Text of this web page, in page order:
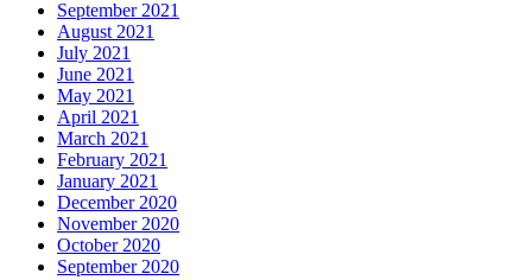
September 2021
August 2021
July 2021
June 2021
May 2021
April 2021
March 2021
February 2021
January 2021
December 2020
November 2020
October 2020
September 2020